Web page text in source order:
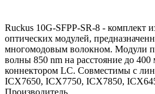
Ruckus 10G-SFPP-SR-8 - комплект
оптических модулей,
многомодовым волокном. Модули
волны 850 nm на расстояние до
коннектором LC. Совместимы с
ICX7650, ICX7750, ICX7850,
Производитель